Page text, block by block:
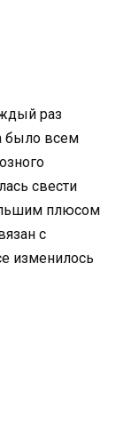
раз
было всем
свести
плюсом
с
изменилось